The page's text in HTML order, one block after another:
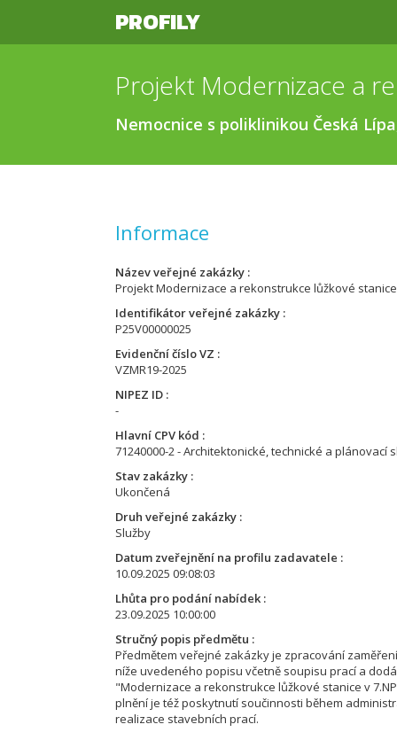
PROFILY
Nemocnice s poliklinikou Česká
Informace
Název veřejné zakázky
Projekt Modernizace a rekonstrukce lůžkové stanice
Identifikátor veřejné zakázky
P25V00000025
Evidenční číslo VZ
VZMR19-2025
NIPEZ ID
-
Hlavní CPV kód
71240000-2 - Architektonické, technické a plánovací
Stav zakázky
Ukončená
Druh veřejné zakázky
Služby
Datum zveřejnění na profilu zadavatele
10.09.2025 09:08:03
Lhůta pro podání nabídek
23.09.2025 10:00:00
Stručný popis předmětu
Předmětem veřejné zakázky je zpracování
níže uvedeného popisu včetně soupisu prací a
"Modernizace a rekonstrukce lůžkové stanice v
plnění je též poskytnutí součinnosti během
realizace stavebních prací.